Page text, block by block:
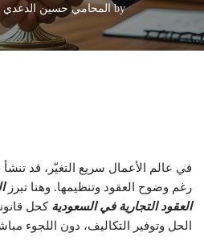
by المحامي حسين الدعدي
في عالم الأعمال سريع التغيّر، قد تنشأ
رغم وضوح العقود وتنظيمها. وهنا تبرز
العقود التجارية في السعودية كحل
الحل وتوفير التكاليف، دون اللجوء